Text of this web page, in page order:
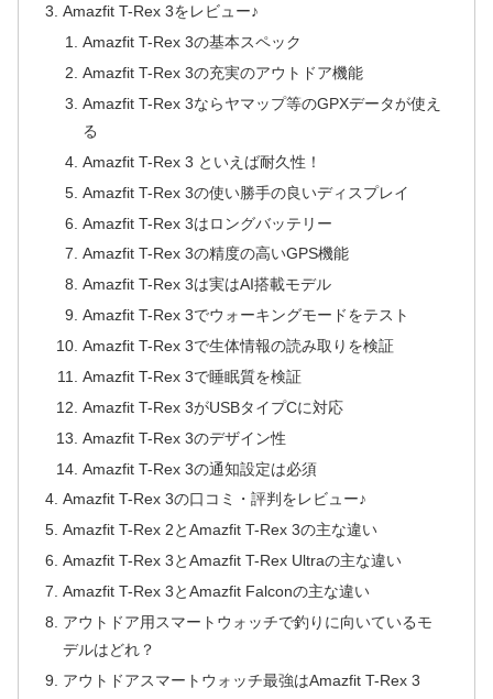
Amazfit T-Rex 3をレビュー♪
Amazfit T-Rex 3の基本スペック
Amazfit T-Rex 3の充実のアウトドア機能
Amazfit T-Rex 3ならヤマップ等のGPXデータが使え
る
Amazfit T-Rex 3 といえば耐久性！
Amazfit T-Rex 3の使い勝手の良いディスプレイ
Amazfit T-Rex 3はロングバッテリー
Amazfit T-Rex 3の精度の高いGPS機能
Amazfit T-Rex 3は実はAI搭載モデル
Amazfit T-Rex 3でウォーキングモードをテスト
Amazfit T-Rex 3で生体情報の読み取りを検証
Amazfit T-Rex 3で睡眠質を検証
Amazfit T-Rex 3がUSBタイプCに対応
Amazfit T-Rex 3のデザイン性
Amazfit T-Rex 3の通知設定は必須
Amazfit T-Rex 3の口コミ・評判をレビュー♪
Amazfit T-Rex 2とAmazfit T-Rex 3の主な違い
Amazfit T-Rex 3とAmazfit T-Rex Ultraの主な違い
Amazfit T-Rex 3とAmazfit Falconの主な違い
アウトドア用スマートウォッチで釣りに向いているモ
デルはどれ？
アウトドアスマートウォッチ最強はAmazfit T-Rex 3